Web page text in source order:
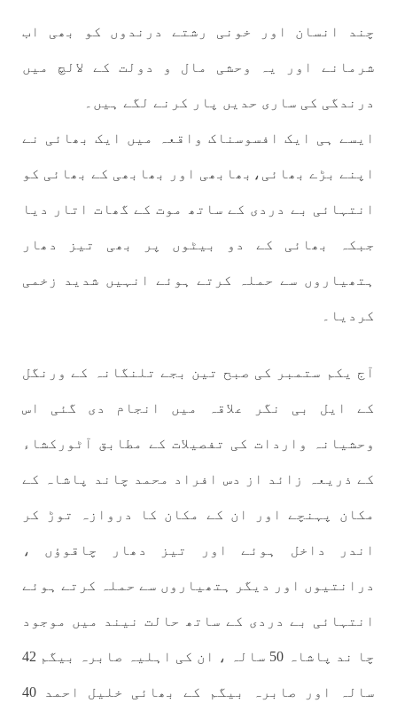
چند انسان اور خونی رشتے درندوں کو بھی اب
شرمانے اور یہ وحشی مال و دولت کے لالچ میں
درندگی کی ساری حدیں پار کرنے لگے ہیں۔
ایسے ہی ایک افسوسناک واقعہ میں ایک بھائی نے
اپنے بڑے بھائی،بھابھی اور بھابھی کے بھائی کو
انتہائی بے دردی کے ساتھ موت کے گھات اتار دیا
جبکہ بھائی کے دو بیٹوں پر بھی تیز دھار
ہتھیاروں سے حملہ کرتے ہوئے انہیں شدید زخمی
کردیا۔
آج یکم ستمبر کی صبح تین بجے تلنگانہ کے ورنگل
کے ایل بی نگر علاقہ میں انجام دی گئی اس
وحشیانہ واردات کی تفصیلات کے مطابق آٹورکشاء
کے ذریعہ زائد از دس افراد محمد چاند پاشاہ کے
مکان پہنچے اور ان کے مکان کا دروازہ توڑ کر
اندر داخل ہوئے اور تیز دھار چاقوؤں ،
درانتیوں اور دیگر ہتھیاروں سے حملہ کرتے ہوئے
انتہائی بے دردی کے ساتھ حالت نیند میں موجود
چا ند پاشاہ 50 سالہ ، ان کی اہلیہ صابرہ بیگم 42
سالہ اور صابرہ بیگم کے بھائی خلیل احمد 40